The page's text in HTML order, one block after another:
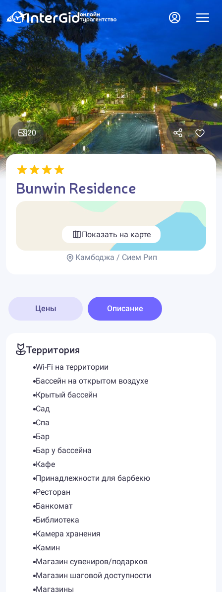
20
Bunwin Residence
Показать на карте
Камбоджа / Сием Рип
Цены Описание
Территория
Wi-Fi на территории
Бассейн на открытом воздухе
Крытый бассейн
Сад
Спа
Бар
Бар у бассейна
Кафе
Принадлежности для барбекю
Ресторан
Банкомат
Библиотека
Камера хранения
Камин
Магазин сувениров/подарков
Магазин шаговой доступности
Магазины